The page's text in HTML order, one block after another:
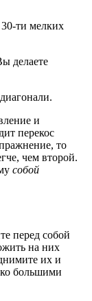
ти мелких
делаете
и
перекос
то
чем второй.
собой
перед собой
на них
их и
большими